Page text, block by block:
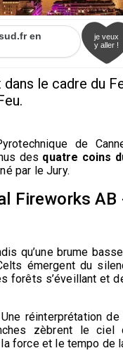
en
je veux
y aller !
le cadre du
de
des quatre coins
par le Jury.
Fireworks AB
qu’une brume
émergent du
s’éveillant et
Une réinterprétation
zèbrent le ciel
force et le tempo de